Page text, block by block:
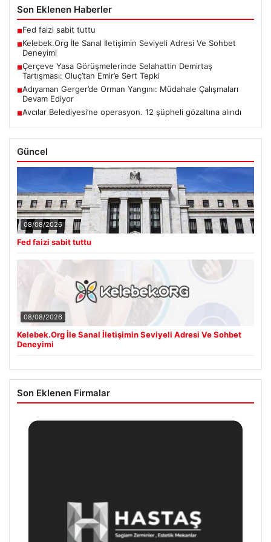
Son Eklenen Haberler
■Fed faizi sabit tuttu
■Kelebek.Org İle Sanal İletişimin Seviyeli Adresi Ve Sohbet
Deneyimi
■Çerçeve Yasa Görüşmelerinde Selahattin Demirtaş
Tartışması: Oluç’tan Emir’e Sert Tepki
■Adıyaman Gerger’de Orman Yangını: Müdahale Çalışmaları
Devam Ediyor
■Avcılar Belediyesi’ne operasyon. 12 şüpheli gözaltına alındı
Güncel
08/08/2026
Fed faizi sabit tuttu
08/08/2026
Kelebek.Org İle Sanal İletişimin Seviyeli Adresi Ve Sohbet
Deneyimi
Son Eklenen Firmalar